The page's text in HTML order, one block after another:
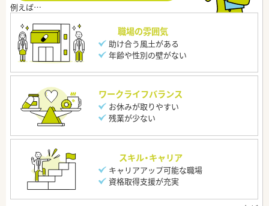
職場の雰囲気
助け合う風土がある
年齢や性別の壁がない
ワークライフバランス
お休みが取りやすい
残業が少ない
スキル・キャリア
キャリアアップ可能な職場
資格取得支援が充実